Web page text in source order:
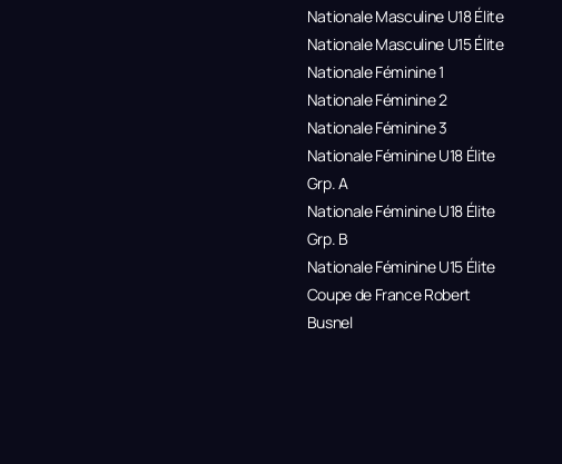
Nationale Masculine U18 Élite
Nationale Masculine U15 Élite
Nationale Féminine 1
Nationale Féminine 2
Nationale Féminine 3
Nationale Féminine U18 Élite
Grp. A
Nationale Féminine U18 Élite
Grp. B
Nationale Féminine U15 Élite
Coupe de France Robert
Busnel